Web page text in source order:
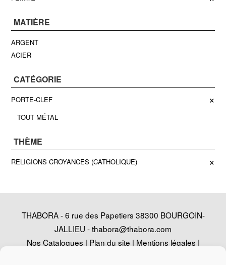
MATIÈRE
ARGENT
ACIER
CATÉGORIE
PORTE-CLEF ×
TOUT MÉTAL
THÈME
RELIGIONS CROYANCES (CATHOLIQUE) ×
THABORA - 6 rue des Papetiers 38300 BOURGOIN-
JALLIEU -thabora@thabora.com
Nos Catalogues | Plan du site | Mentions légales |